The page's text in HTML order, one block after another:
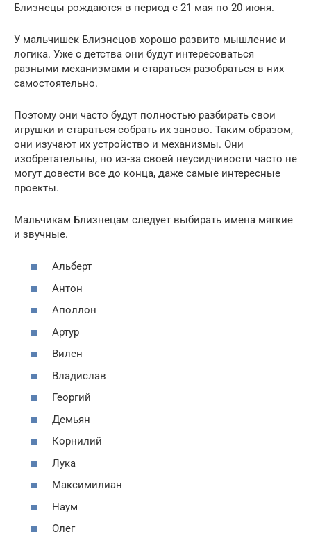
Близнецы рождаются в период с 21 мая по 20 июня.
У мальчишек Близнецов хорошо развито мышление и
логика. Уже с детства они будут интересоваться
разными механизмами и стараться разобраться в них
самостоятельно.
Поэтому они часто будут полностью разбирать свои
игрушки и стараться собрать их заново. Таким образом,
они изучают их устройство и механизмы. Они
изобретательны, но из-за своей неусидчивости часто не
могут довести все до конца, даже самые интересные
проекты.
Мальчикам Близнецам следует выбирать имена мягкие
и звучные.
Альберт
Антон
Аполлон
Артур
Вилен
Владислав
Георгий
Демьян
Корнилий
Лука
Максимилиан
Наум
Олег